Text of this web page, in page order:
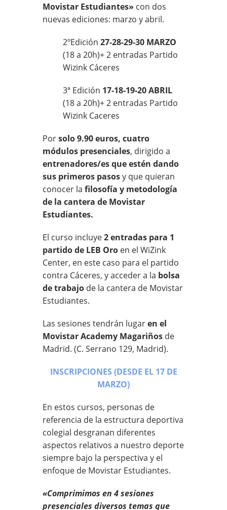
Movistar Estudiantes» con dos
nuevas ediciones: marzo y abril.
2ºEdición 27-28-29-30 MARZO
(18 a 20h)+ 2 entradas Partido
Wizink Cáceres
3ª Edición 17-18-19-20 ABRIL
(18 a 20h)+ 2 entradas Partido
Wizink Caceres
Porsolo 9.90 euros, cuatro
módulos presenciales, dirigido a
entrenadores/es que estén dando
sus primeros pasosy que quieran
conocer la filosofía y metodología
de la cantera de Movistar
Estudiantes.
El curso incluye2 entradas para 1
partido de LEB Oro en el WiZink
Center, en este caso para el partido
contra Cáceres, y acceder a la bolsa
de trabajo de la cantera de Movistar
Estudiantes.
Las sesiones tendrán lugaren el
Movistar Academy Magariños de
Madrid. (C. Serrano 129, Madrid).
INSCRIPCIONES (DESDE EL 17 DE
MARZO)
En estos cursos, personas de
referencia de la estructura deportiva
colegial desgranan diferentes
aspectos relativos a nuestro deporte
siempre bajo la perspectiva y el
enfoque de Movistar Estudiantes.
«Comprimimos en 4 sesiones
presenciales diversos temas que